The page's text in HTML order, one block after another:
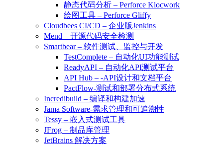
静态代码分析 – Perforce Klocwork
绘图工具 – Perforce Gliffy
Cloudbees CI/CD – 企业版Jenkins
Mend – 开源代码安全检测
Smartbear – 软件测试、监控与开发
TestComplete – 自动化UI功能测试
ReadyAPI – 自动化API测试平台
API Hub – -API设计和文档平台
PactFlow-测试和部署分布式系统
Incredibuild – 编译和构建加速
Jama Software-需求管理和可追溯性
Tessy – 嵌入式测试工具
JFrog – 制品库管理
JetBrains 解决方案